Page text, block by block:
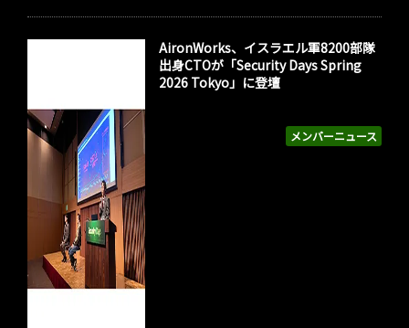
メンバーニュース
AironWorks、イスラエル軍8200部隊
出身CTOが「Security Days Spring
2026 Tokyo」に登壇